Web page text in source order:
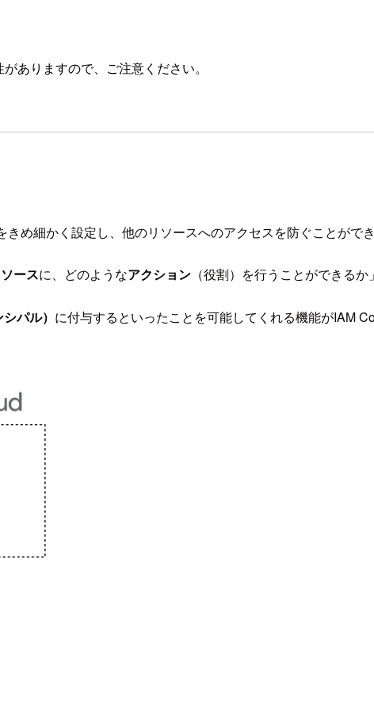
ありますので、ご注意ください。
め細かく設定し、他のリソースへのアクセスを防ぐことができ
ースに、どのようなアクション （役割）を行うことができるか
パル） に付与するといったことを可能してくれる機能がIAM